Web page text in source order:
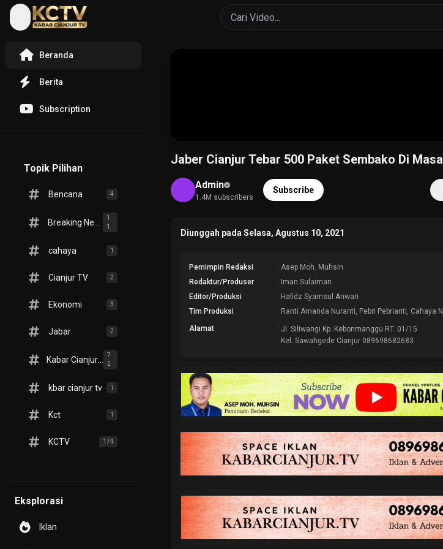
Beranda
Berita
Subscription
Topik Pilihan
Bencana 4
1
1
cahaya 1
Cianjur TV 2
Ekonomi 3
Jabar 2
Kabar Cianjur TV
7
2
kbar cianjur tv 1
Kct 1
KCTV 174
Eksplorasi
Iklan
Jaber Cianjur Tebar 500 Paket Sembako Di
Admin
1.4M subscribers
Subscribe
Diunggah pada Selasa, Agustus 10, 2021
Pemimpin Redaksi
: Asep Moh. Muhsin
Redaktur/Produser
: Iman Sulaiman
Editor/Produksi
: Hafidz Syamsul Anwari
Tim Produksi
: Ranti Amanda Nuranti, Pebri Pebrianti, Cahaya
Alamat
: Jl. Siliwangi Kp. Kebonmanggu RT. 01/15
Kel. Sawahgede Cianjur 089698682683